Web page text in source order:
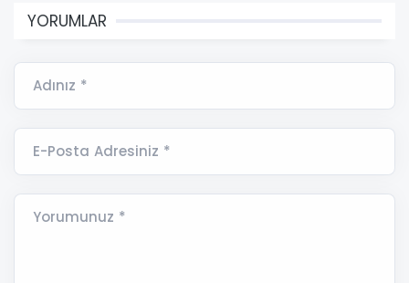
YORUMLAR
Adınız *
E-Posta Adresiniz *
Yorumunuz *